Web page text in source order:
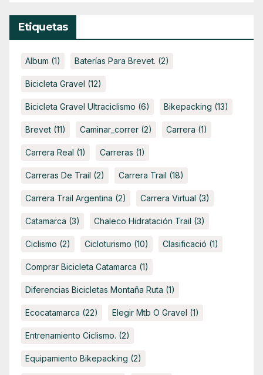
Etiquetas
Album (1) Baterías Para Brevet. (2)
Bicicleta Gravel (12)
Bicicleta Gravel Ultraciclismo (6) Bikepacking (13)
Brevet (11) Caminar_correr (2) Carrera (1)
Carrera Real (1) Carreras (1)
Carreras De Trail (2) Carrera Trail (18)
Carrera Trail Argentina (2) Carrera Virtual (3)
Catamarca (3) Chaleco Hidratación Trail (3)
Ciclismo (2) Cicloturismo (10) Clasificació (1)
Comprar Bicicleta Catamarca (1)
Diferencias Bicicletas Montaña Ruta (1)
Ecocatamarca (22) Elegir Mtb O Gravel (1)
Entrenamiento Ciclismo. (2)
Equipamiento Bikepacking (2)